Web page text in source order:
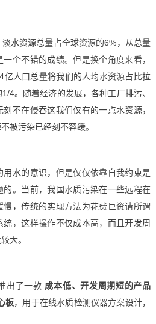
水资源总量占全球资源的6%，从总量
一个不错的成绩。但是换个角度来看，
亿人口总量将我们的人均水资源占比拉
4。随着经济的发展，各种工厂排污、
不在侵吞这我们仅有的一点水资源，
被污染已经刻不容缓。
水的意识，但是仅仅依靠自我约束是
的。当前，我国水质污染在一些远程在
，传统的实现方法为花费巨资请所谓
，这样操作不仅成本高，而且开发周
大。
出了一款 成本低、开发周期短的产品
板，用于在线水质检测仪器方案设计，